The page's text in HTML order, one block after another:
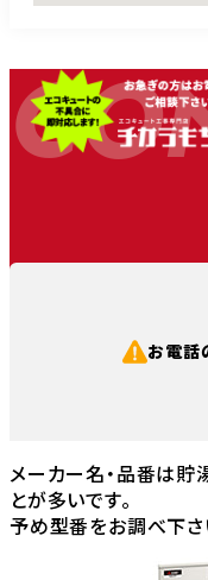
お電話
メーカー名・品番は貯
とが多いです。
予め型番をお調べ下さ